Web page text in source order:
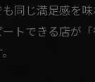
同じ満足感を
トできる店が